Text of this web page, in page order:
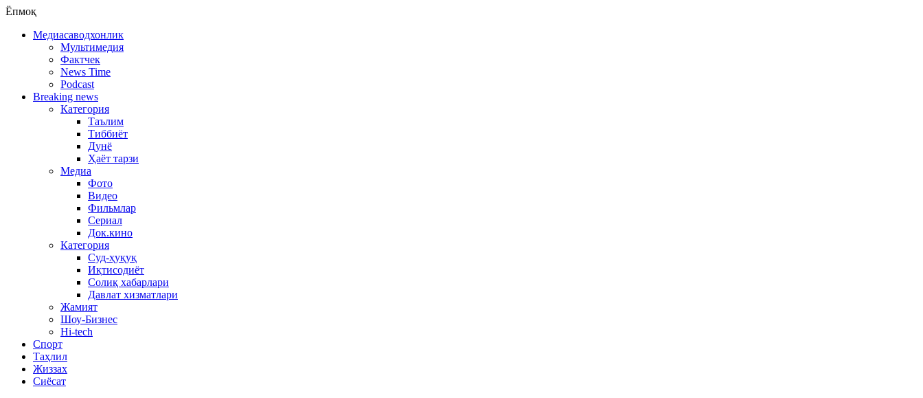
Ёпмоқ
Медиасаводхонлик
Мультимедия
Фактчек
News Time
Podcast
Breaking news
Категория
Таълим
Тиббиёт
Дунё
Ҳаёт тарзи
Медиа
Фото
Видео
Фильмлар
Сериал
Док.кино
Категория
Суд-ҳуқуқ
Иқтисодиёт
Солиқ хабарлари
Давлат хизматлари
Жамият
Шоу-Бизнес
Hi-tech
Спорт
Таҳлил
Жиззах
Сиёсат